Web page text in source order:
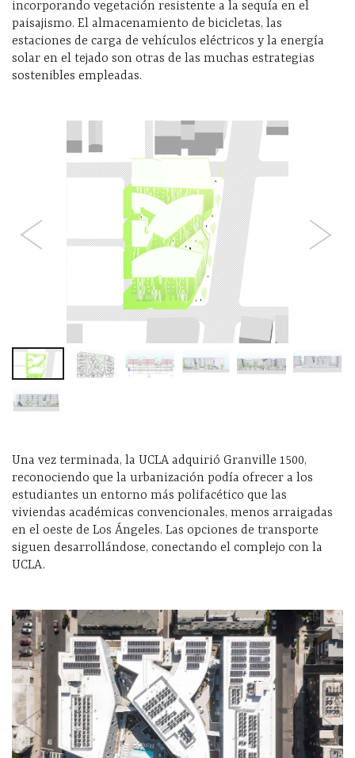
incorporando vegetación resistente a la sequía en el
paisajismo. El almacenamiento de bicicletas, las
estaciones de carga de vehículos eléctricos y la energía
solar en el tejado son otras de las muchas estrategias
sostenibles empleadas.
Una vez terminada, la UCLA adquirió Granville 1500,
reconociendo que la urbanización podía ofrecer a los
estudiantes un entorno más polifacético que las
viviendas académicas convencionales, menos arraigadas
en el oeste de Los Ángeles. Las opciones de transporte
siguen desarrollándose, conectando el complejo con la
UCLA.